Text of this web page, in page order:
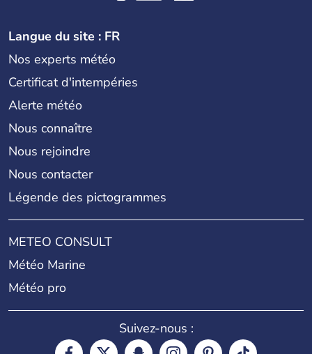
Langue du site : FR
Nos experts météo
Certificat d'intempéries
Alerte météo
Nous connaître
Nous rejoindre
Nous contacter
Légende des pictogrammes
METEO CONSULT
Météo Marine
Météo pro
Suivez-nous :